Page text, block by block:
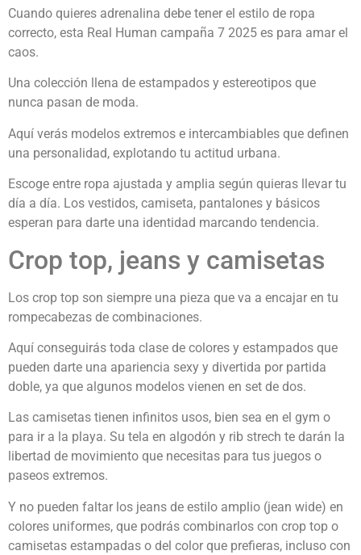
Cuando quieres adrenalina debe tener el estilo de ropa
correcto, esta Real Human campaña 7 2025 es para amar el
caos.
Una colección llena de estampados y estereotipos que
nunca pasan de moda.
Aquí verás modelos extremos e intercambiables que definen
una personalidad, explotando tu actitud urbana.
Escoge entre ropa ajustada y amplia según quieras llevar tu
día a día. Los vestidos, camiseta, pantalones y básicos
esperan para darte una identidad marcando tendencia.
Crop top, jeans y camisetas
Los crop top son siempre una pieza que va a encajar en tu
rompecabezas de combinaciones.
Aquí conseguirás toda clase de colores y estampados que
pueden darte una apariencia sexy y divertida por partida
doble, ya que algunos modelos vienen en set de dos.
Las camisetas tienen infinitos usos, bien sea en el gym o
para ir a la playa. Su tela en algodón y rib strech te darán la
libertad de movimiento que necesitas para tus juegos o
paseos extremos.
Y no pueden faltar los jeans de estilo amplio (jean wide) en
colores uniformes, que podrás combinarlos con crop top o
camisetas estampadas o del color que prefieras, incluso con